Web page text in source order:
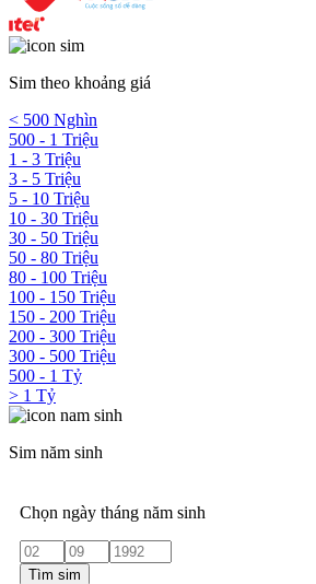
Sim theo khoảng giá
< 500 Nghìn
500 - 1 Triệu
1 - 3 Triệu
3 - 5 Triệu
5 - 10 Triệu
10 - 30 Triệu
30 - 50 Triệu
50 - 80 Triệu
80 - 100 Triệu
100 - 150 Triệu
150 - 200 Triệu
200 - 300 Triệu
300 - 500 Triệu
500 - 1 Tỷ
> 1 Tỷ
Sim năm sinh
Chọn ngày tháng năm sinh
Tìm sim